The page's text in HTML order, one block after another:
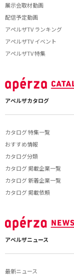
展示会取材動画
配信予定動画
アペルザTV ランキング
アペルザTV イベント
アペルザTV 特集
アペルザカタログ
カタログ 特集一覧
おすすめ情報
カタログ分類
カタログ 掲載企業一覧
カタログ 新着企業一覧
カタログ 掲載依頼
アペルザニュース
最新ニュース